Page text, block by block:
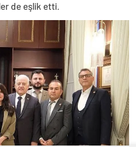
de eşlik etti.